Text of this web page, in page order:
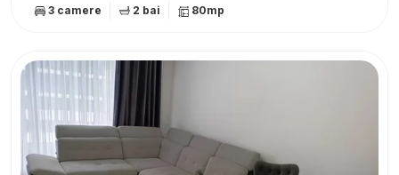
3 camere 2 bai 80mp